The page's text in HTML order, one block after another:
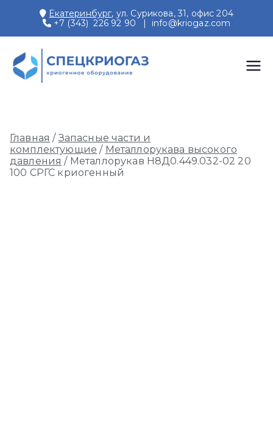
содержимому
Екатеринбург, ул. Сурикова, 31, офис 204
+7 (343) 226 92 90 | info@kriogaz.com
Производство и поставки
Главная /Запасные части и
комплектующие / Металлорукава высокого
давления / Металлорукав Н8Д0.449.032-02 20
100 СРГС криогенный